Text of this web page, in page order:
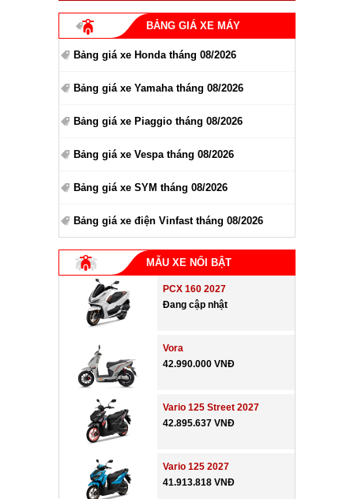
BẢNG GIÁ XE MÁY
Bảng giá xe Honda tháng 08/2026
Bảng giá xe Yamaha tháng 08/2026
Bảng giá xe Piaggio tháng 08/2026
Bảng giá xe Vespa tháng 08/2026
Bảng giá xe SYM tháng 08/2026
Bảng giá xe điện Vinfast tháng 08/2026
MẪU XE NỔI BẬT
PCX 160 2027
Đang cập nhật
Vora
42.990.000 VNĐ
Vario 125 Street 2027
42.895.637 VNĐ
Vario 125 2027
41.913.818 VNĐ